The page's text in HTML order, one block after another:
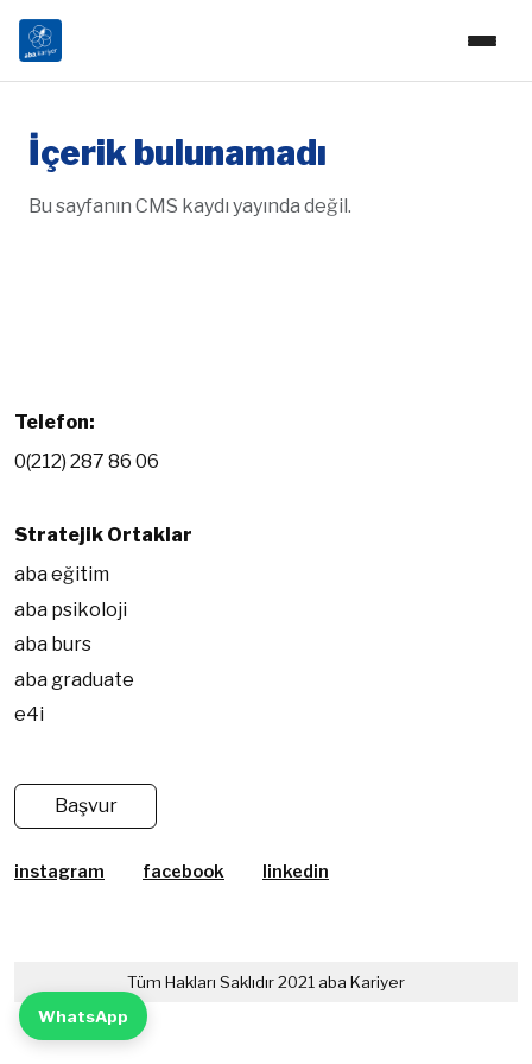
WhatsApp
İçerik bulunamadı
Bu sayfanın CMS kaydı yayında değil.
Telefon:
0(212) 287 86 06
Stratejik Ortaklar
aba eğitim
aba psikoloji
aba burs
aba graduate
e4i
Başvur
instagram facebook linkedin
Tüm Hakları Saklıdır 2021 aba Kariyer